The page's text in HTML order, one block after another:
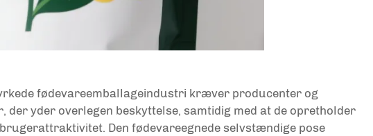
fødevareemballageindustri kræver producenter og
der yder overlegen beskyttelse, samtidig med at de opretholder
Den fødevareegnede selvstændige pose